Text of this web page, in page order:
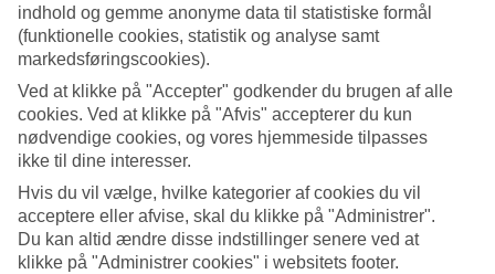
indhold og gemme anonyme data til statistiske formål
(funktionelle cookies, statistik og analyse samt
markedsføringscookies).
Ved at klikke på "Accepter" godkender du brugen af alle
cookies. Ved at klikke på "Afvis" accepterer du kun
nødvendige cookies, og vores hjemmeside tilpasses
ikke til dine interesser.
Hvis du vil vælge, hvilke kategorier af cookies du vil
acceptere eller afvise, skal du klikke på "Administrer".
Du kan altid ændre disse indstillinger senere ved at
klikke på "Administrer cookies" i websitets footer.